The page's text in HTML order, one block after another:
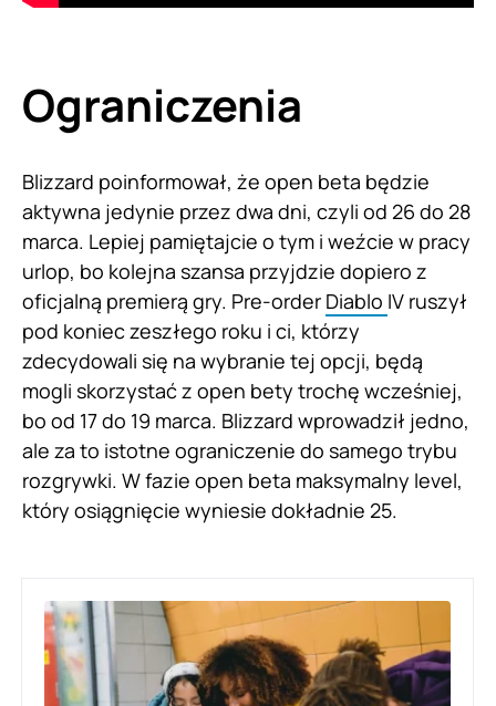
Ograniczenia
Blizzard poinformował, że open beta będzie
aktywna jedynie przez dwa dni, czyli od 26 do 28
marca. Lepiej pamiętajcie o tym i weźcie w pracy
urlop, bo kolejna szansa przyjdzie dopiero z
oficjalną premierą gry. Pre-order Diablo IV ruszył
pod koniec zeszłego roku i ci, którzy
zdecydowali się na wybranie tej opcji, będą
mogli skorzystać z open bety trochę wcześniej,
bo od 17 do 19 marca. Blizzard wprowadził jedno,
ale za to istotne ograniczenie do samego trybu
rozgrywki. W fazie open beta maksymalny level,
który osiągnięcie wyniesie dokładnie 25.